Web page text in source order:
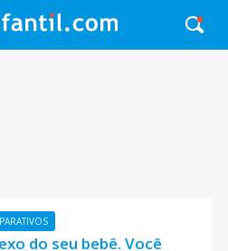
do seu bebê. Você